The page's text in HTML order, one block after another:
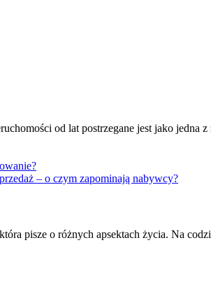
od lat postrzegane jest jako
– o czym zapominają nabywcy?
pisze o różnych apsektach życia. Na